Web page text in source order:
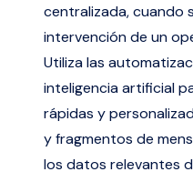
centralizada, cuando
intervención de un
Utiliza las
inteligencia artificial
rápidas y
y fragmentos de
los datos relevantes